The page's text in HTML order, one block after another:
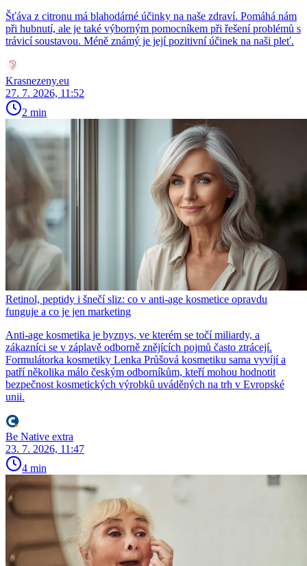
Šťáva z citronu má blahodárné účinky na naše zdraví. Pomáhá nám
při hubnutí, ale je také výborným pomocníkem při řešení problémů s
trávicí soustavou. Méně známý je její pozitivní účinek na naši pleť.
Krasnezeny.eu
27. 7. 2026, 11:52
2 min
Retinol, peptidy i šnečí sliz: co v anti-age kosmetice opravdu
funguje a co je jen marketing
Anti-age kosmetika je byznys, ve kterém se točí miliardy, a
zákazníci se v záplavě odborně znějících pojmů často ztrácejí.
Formulátorka kosmetiky Lenka Průšová kosmetiku sama vyvíjí a
patří několika málo českým odborníkům, kteří mohou hodnotit
bezpečnost kosmetických výrobků uváděných na trh v Evropské
unii.
Be Native extra
23. 7. 2026, 11:47
4 min